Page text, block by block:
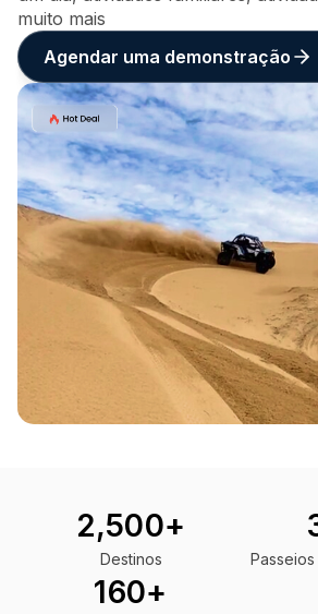
muito mais
Agendar uma demonstração
2,500+
Destinos
160+